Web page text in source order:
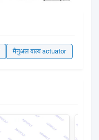
मैनुअल वाल्व actuator